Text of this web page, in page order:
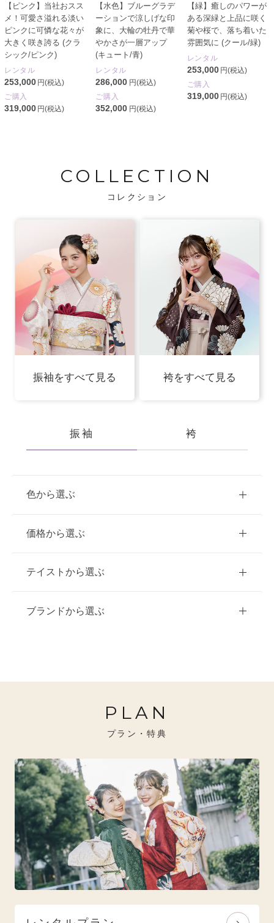
【ピンク】当社おスス
メ！可愛さ溢れる淡い
ピンクに可憐な花々が
大きく咲き誇る (クラ
シック/ピンク)
レンタル
253,000 円(税込)
ご購入
319,000 円(税込)
【水色】ブルーグラデ
ーションで涼しげな印
象に、大輪の牡丹で華
やかさが一層アップ
(キュート/青)
レンタル
286,000 円(税込)
ご購入
352,000 円(税込)
【緑】癒しのパワーが
ある深緑と上品に咲く
菊や桜で、落ち着いた
雰囲気に (クール/緑)
レンタル
253,000 円(税込)
ご購入
319,000 円(税込)
COLLECTION
コレクション
振袖をすべて見る 袴をすべて見る
振袖 袴
色から選ぶ
赤
価格から選ぶ
ご購入
10万円台以下
20万円～26万円未満
26万円～31万円未満
テイストから選ぶ
クラシック
クール
ナチュラル
ブランドから選ぶ
イエベ秋におすすめ
ブルべ夏におすすめ
ブルべ冬におすすめ
特選技法
オリジナルブランド
人気モデルブランド
PLAN
プラン・特典